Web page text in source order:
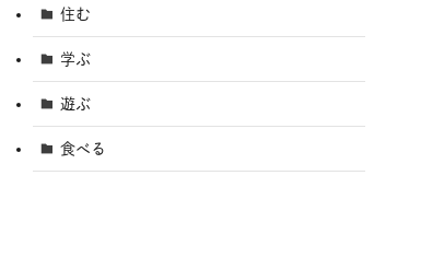
住む
学ぶ
遊ぶ
食べる